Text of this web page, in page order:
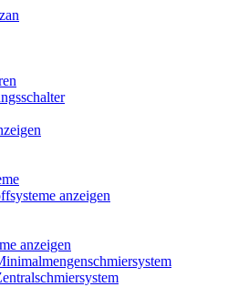
anzeigen
anzeigen